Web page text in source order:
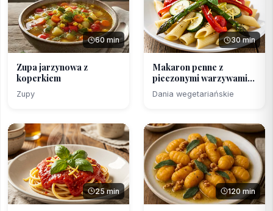
60 min
Zupa jarzynowa z
koperkiem
Zupy
30 min
Makaron penne z
pieczonymi warzywami
wiose...
Dania wegetariańskie
25 min 120 min